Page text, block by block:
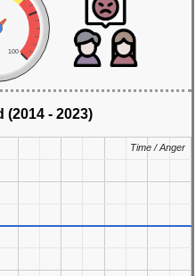
100
(2014 - 2023)
Time / Anger
Time / Anger